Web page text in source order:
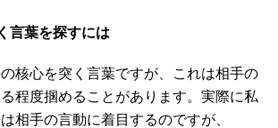
言葉を探すには
核心を突く言葉ですが、これは相手の
程度掴めることがあります。実際に私
相手の言動に着目するのですが、